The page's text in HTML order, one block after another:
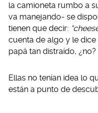
la camioneta rumbo a
va manejando- se
tienen que decir:
cuenta de algo y le
papá tan distraído, ¿no?
Ellas no tenían idea lo
están a punto de